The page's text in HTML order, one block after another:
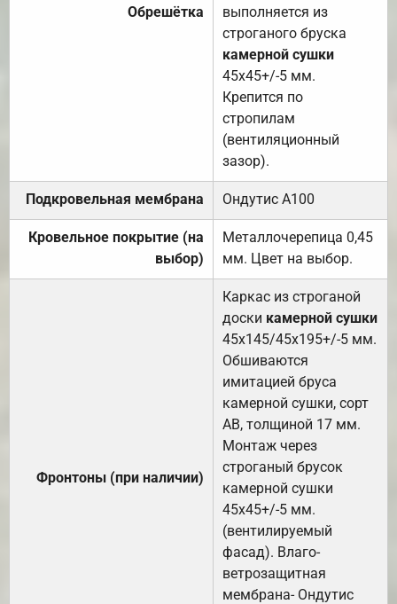
Обрешётка
выполняется из
строганого бруска
камерной сушки
45х45+/-5 мм.
Крепится по
стропилам
(вентиляционный
зазор).
Подкровельная мембрана Ондутис А100
Кровельное покрытие (на
выбор)
Металлочерепица 0,45
мм. Цвет на выбор.
Фронтоны (при наличии)
Каркас из строганой
доски камерной сушки
45х145/45х195+/-5 мм.
Обшиваются
имитацией бруса
камерной сушки, сорт
АВ, толщиной 17 мм.
Монтаж через
строганый брусок
камерной сушки
45х45+/-5 мм.
(вентилируемый
фасад). Влаго-
ветрозащитная
мембрана- Ондутис